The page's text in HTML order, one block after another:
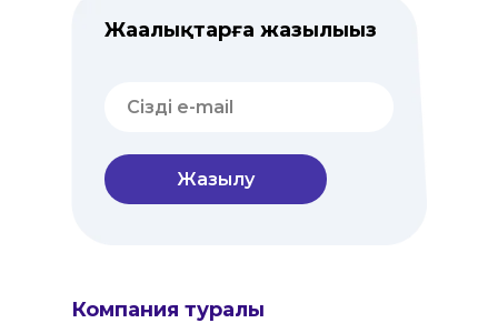
Жаңалықтарға жазылыңыз
Жазылу
Компания туралы